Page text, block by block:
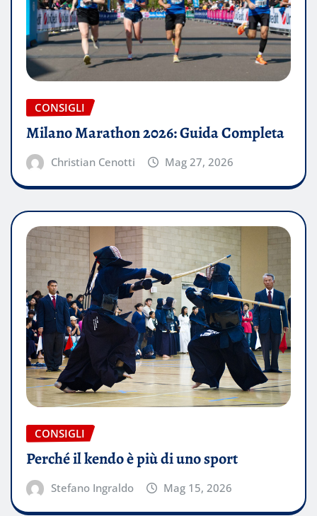
CONSIGLI
Milano Marathon 2026: Guida Completa
Christian Cenotti Mag 27, 2026
CONSIGLI
Perché il kendo è più di uno sport
Stefano Ingraldo Mag 15, 2026